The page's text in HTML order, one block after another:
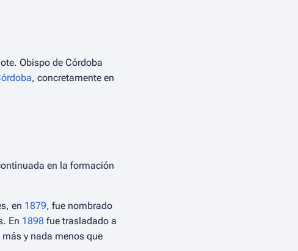
Obispo de Córdoba
, concretamente en
en la formación
en 1879, fue nombrado
En 1898 fue trasladado a
y nada menos que